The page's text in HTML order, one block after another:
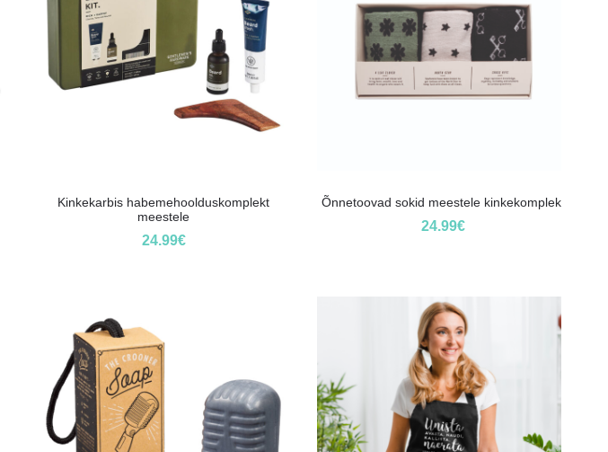
Kinkekarbis habemehoolduskomplekt
meestele
24.99€
Õnnetoovad sokid meestele kinkekomplekt
24.99€